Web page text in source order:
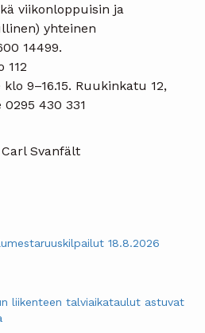
viikonloppuisin ja
yhteinen
14499.
112
9–16.15. Ruukinkatu 12,
430 331
Svanfält
18.8.2026
liikenteen talviaikataulut astuvat